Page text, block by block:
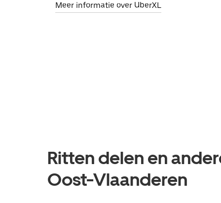
Meer informatie over UberXL
Ritten delen en
Oost-Vlaanderen